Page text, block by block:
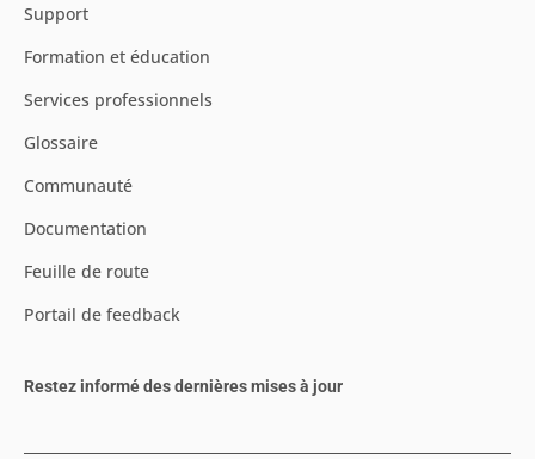
Support
Formation et éducation
Services professionnels
Glossaire
Communauté
Documentation
Feuille de route
Portail de feedback
Restez informé des dernières mises à jour